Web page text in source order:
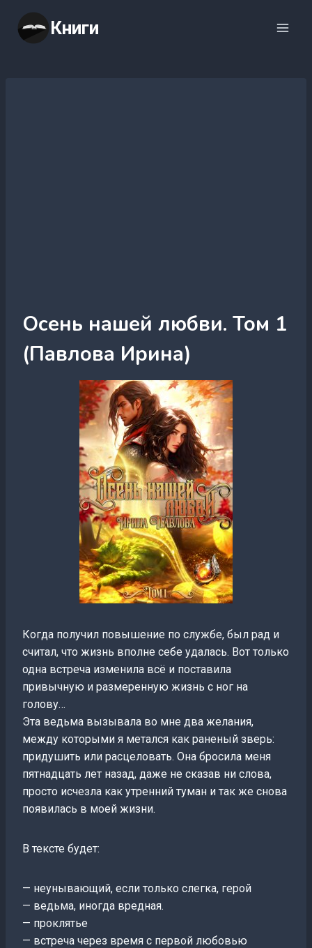
содержимому
Книги
Осень нашей любви. Том 1
(Павлова Ирина)
Когда получил повышение по службе, был рад и
считал, что жизнь вполне себе удалась. Вот только
одна встреча изменила всё и поставила
привычную и размеренную жизнь с ног на
голову…
Эта ведьма вызывала во мне два желания,
между которыми я метался как раненый зверь:
придушить или расцеловать. Она бросила меня
пятнадцать лет назад, даже не сказав ни слова,
просто исчезла как утренний туман и так же снова
появилась в моей жизни.
В тексте будет:
— неунывающий, если только слегка, герой
— ведьма, иногда вредная.
— проклятье
— встреча через время с первой любовью